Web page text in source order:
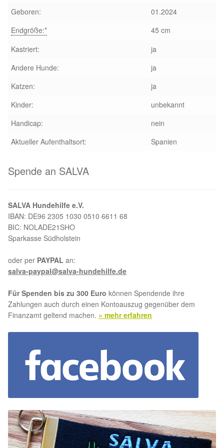
Happy End Stories
Aktuelles
SALVA News
Reiseberichte
Partnertierheim La Linea in Spanien
Aktion „Hilfe La Linea“
Updates „Hilfe La Linea“
Partnertierheim in Bulgarien
Partnertierheim in Polen
Geboren:
01.2024
Endgröße:*
45 cm
Kastriert:
ja
Andere Hunde:
ja
Katzen:
ja
Kinder:
unbekannt
Handicap:
nein
Aktueller Aufenthaltsort:
Spanien
Spende an SALVA
SALVA Hundehilfe e.V.
IBAN: DE96 2305 1030 0510 6611 68
BIC: NOLADE21SHO
Sparkasse Südholstein
oder per PAYPAL an:
salva-paypal@salva-hundehilfe.de
Für Spenden bis zu 300 Euro können Spendende ihre
Zahlungen auch durch einen Kontoauszug gegenüber dem
Finanzamt geltend machen. » mehr erfahren